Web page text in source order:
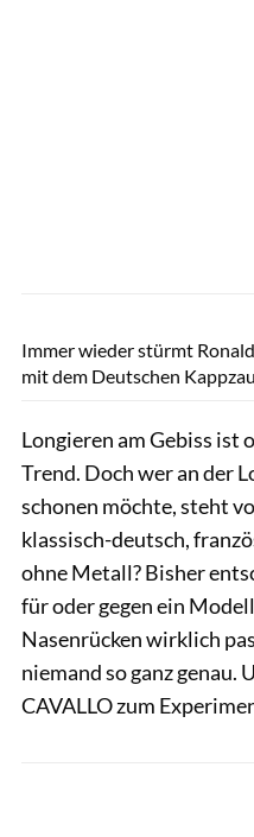
Immer wieder stürmt
mit dem Deutschen
Longieren am Gebiss ist
Trend. Doch wer an der
schonen möchte, steht
klassisch-deutsch,
ohne Metall? Bisher
für oder gegen ein
Nasenrücken wirklich
niemand so ganz genau.
CAVALLO zum